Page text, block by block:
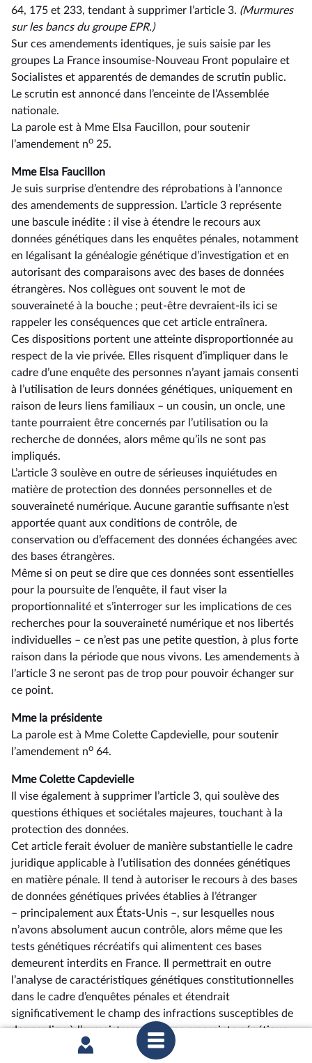
64, 175 et 233, tendant à supprimer l’article 3. (Murmures
sur les bancs du groupe EPR.)
Sur ces amendements identiques, je suis saisie par les
groupes La France insoumise-Nouveau Front populaire et
Socialistes et apparentés de demandes de scrutin public.
Le scrutin est annoncé dans l’enceinte de l’Assemblée
nationale.
La parole est à Mme Elsa Faucillon, pour soutenir
l’amendement no 25.
Mme Elsa Faucillon
Je suis surprise d’entendre des réprobations à l’annonce
des amendements de suppression. L’article 3 représente
une bascule inédite : il vise à étendre le recours aux
données génétiques dans les enquêtes pénales, notamment
en légalisant la généalogie génétique d’investigation et en
autorisant des comparaisons avec des bases de données
étrangères. Nos collègues ont souvent le mot de
souveraineté à la bouche ; peut-être devraient-ils ici se
rappeler les conséquences que cet article entraînera.
Ces dispositions portent une atteinte disproportionnée au
respect de la vie privée. Elles risquent d’impliquer dans le
cadre d’une enquête des personnes n’ayant jamais consenti
à l’utilisation de leurs données génétiques, uniquement en
raison de leurs liens familiaux –⁠ un cousin, un oncle, une
tante pourraient être concernés par l’utilisation ou la
recherche de données, alors même qu’ils ne sont pas
impliqués.
L’article 3 soulève en outre de sérieuses inquiétudes en
matière de protection des données personnelles et de
souveraineté numérique. Aucune garantie suffisante n’est
apportée quant aux conditions de contrôle, de
conservation ou d’effacement des données échangées avec
des bases étrangères.
Même si on peut se dire que ces données sont essentielles
pour la poursuite de l’enquête, il faut viser la
proportionnalité et s’interroger sur les implications de ces
recherches pour la souveraineté numérique et nos libertés
individuelles –⁠ ce n’est pas une petite question, à plus forte
raison dans la période que nous vivons. Les amendements à
l’article 3 ne seront pas de trop pour pouvoir échanger sur
ce point.
Mme la présidente
La parole est à Mme Colette Capdevielle, pour soutenir
l’amendement no 64.
Mme Colette Capdevielle
Il vise également à supprimer l’article 3, qui soulève des
questions éthiques et sociétales majeures, touchant à la
protection des données.
Cet article ferait évoluer de manière substantielle le cadre
juridique applicable à l’utilisation des données génétiques
en matière pénale. Il tend à autoriser le recours à des bases
de données génétiques privées établies à l’étranger
–⁠ principalement aux États-Unis –, sur lesquelles nous
n’avons absolument aucun contrôle, alors même que les
tests génétiques récréatifs qui alimentent ces bases
demeurent interdits en France. Il permettrait en outre
l’analyse de caractéristiques génétiques constitutionnelles
dans le cadre d’enquêtes pénales et étendrait
significativement le champ des infractions susceptibles de
donner lieu à l’enregistrement d’une empreinte génétique
au fichier national automatisé des empreintes génétiques